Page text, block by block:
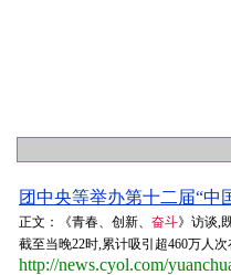
团中央等举办第十二届“中
正文：《青春、创新、 奋斗》访谈,
截至当晚22时,累计吸引超460万人
http://news.cyol.com/